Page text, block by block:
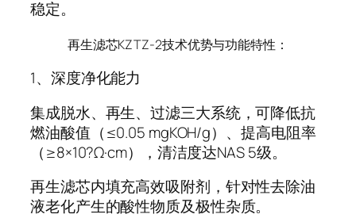
稳定。
再生滤芯KZTZ-2技术优势与功能特性：
1、深度净化能力
集成脱水、再生、过滤三大系统，可降低抗
燃油酸值（≤0.05 mgKOH/g）、提高电阻率
（≥8×10?Ω·cm），清洁度达NAS 5级。
再生滤芯内填充高效吸附剂，针对性去除油
液老化产生的酸性物质及极性杂质。